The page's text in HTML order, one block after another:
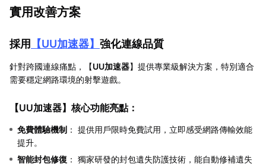
實用改善方案
採用 【UU加速器】 強化連線品質
針對跨國連線痛點，【UU加速器】提供專業級解決方案，特別適合
需要穩定網路環境的射擊遊戲。
【UU加速器】核心功能亮點：
免費體驗機制 ： 提供用戶限時免費試用，立即感受網路傳輸效能
提升。
智能封包修復 ： 獨家研發的封包遺失防護技術，能自動修補遺失